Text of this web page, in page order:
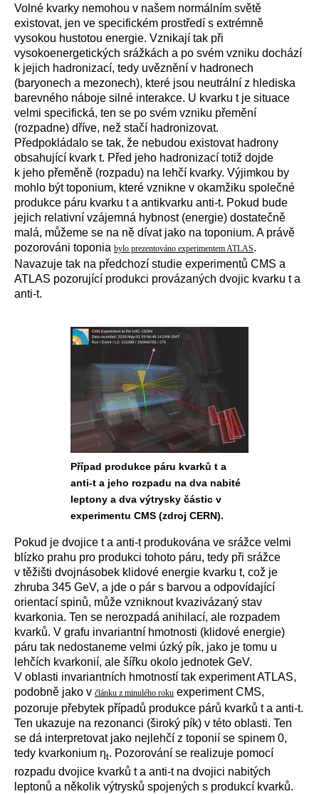
Volné kvarky nemohou v našem normálním světě
existovat, jen ve specifickém prostředí s extrémně
vysokou hustotou energie. Vznikají tak při
vysokoenergetických srážkách a po svém vzniku dochází
k jejich hadronizací, tedy uvěznění v hadronech
(baryonech a mezonech), které jsou neutrální z hlediska
barevného náboje silné interakce. U kvarku t je situace
velmi specifická, ten se po svém vzniku přemění
(rozpadne) dříve, než stačí hadronizovat.
Předpokládalo se tak, že nebudou existovat hadrony
obsahující kvark t. Před jeho hadronizací totiž dojde
k jeho přeměně (rozpadu) na lehčí kvarky. Výjimkou by
mohlo být toponium, které vznikne v okamžiku společné
produkce páru kvarku t a antikvarku anti-t. Pokud bude
jejich relativní vzájemná hybnost (energie) dostatečně
malá, můžeme se na ně dívat jako na toponium. A právě
pozorováni toponia bylo prezentováno experimentem ATLAS.
Navazuje tak na předchozí studie experimentů CMS a
ATLAS pozorující produkci provázaných dvojic kvarku t a
anti-t.
Případ produkce páru kvarků t a
anti-t a jeho rozpadu na dva nabité
leptony a dva výtrysky částic v
experimentu CMS (zdroj CERN).
Pokud je dvojice t a anti-t produkována ve srážce velmi
blízko prahu pro produkci tohoto páru, tedy při srážce
v těžišti dvojnásobek klidové energie kvarku t, což je
zhruba 345 GeV, a jde o pár s barvou a odpovídající
orientací spinů, může vzniknout kvazivázaný stav
kvarkonia. Ten se nerozpadá anihilací, ale rozpadem
kvarků. V grafu invariantní hmotnosti (klidové energie)
páru tak nedostaneme velmi úzký pík, jako je tomu u
lehčích kvarkonií, ale šířku okolo jednotek GeV.
V oblasti invariantních hmotností tak experiment ATLAS,
podobně jako v článku z minulého roku experiment CMS,
pozoruje přebytek případů produkce párů kvarků t a anti-t.
Ten ukazuje na rezonanci (široký pík) v této oblasti. Ten
se dá interpretovat jako nejlehčí z toponií se spinem 0,
tedy kvarkonium ηt. Pozorování se realizuje pomocí
rozpadu dvojice kvarků t a anti-t na dvojici nabitých
leptonů a několik výtrysků spojených s produkcí kvarků.